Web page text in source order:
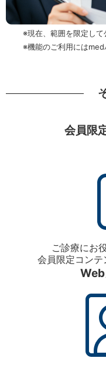
※現在、範囲を限定して
※機能のご利用にはmed
会員限
ご診療にお
会員限定コンテ